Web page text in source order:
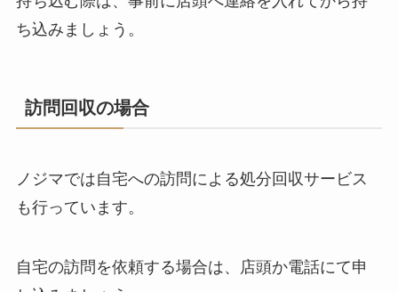
ち込みましょう。
訪問回収の場合
ノジマでは自宅への訪問による処分回収サービス
も行っています。
自宅の訪問を依頼する場合は、店頭か電話にて申